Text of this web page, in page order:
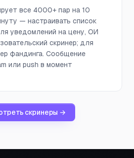
все 4000+ пар на 10
— настраивать список
уведомлений на цену, ОИ
скринер; для
фандинга. Сообщение
или push в момент
скринеры →